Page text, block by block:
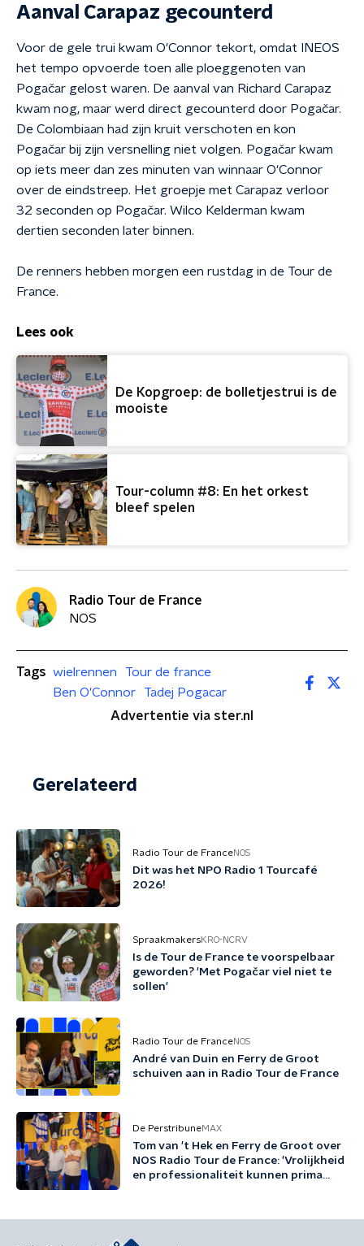
Aanval Carapaz gecounterd
Voor de gele trui kwam O'Connor tekort, omdat INEOS
het tempo opvoerde toen alle ploeggenoten van
Pogačar gelost waren. De aanval van Richard Carapaz
kwam nog, maar werd direct gecounterd door Pogačar.
De Colombiaan had zijn kruit verschoten en kon
Pogačar bij zijn versnelling niet volgen. Pogačar kwam
op iets meer dan zes minuten van winnaar O'Connor
over de eindstreep. Het groepje met Carapaz verloor
32 seconden op Pogačar. Wilco Kelderman kwam
dertien seconden later binnen.
De renners hebben morgen een rustdag in de Tour de
France.
Lees ook
De Kopgroep: de bolletjestrui is de
mooiste
Tour-column #8: En het orkest
bleef spelen
Radio Tour de France
NOS
Tags wielrennen
Tour de france
Ben O'Connor
Tadej Pogacar
Advertentie via ster.nl
Gerelateerd
Radio Tour de FranceNOS
Dit was het NPO Radio 1 Tourcafé
2026!
SpraakmakersKRO-NCRV
Is de Tour de France te voorspelbaar
geworden? 'Met Pogačar viel niet te
sollen'
Radio Tour de FranceNOS
André van Duin en Ferry de Groot
schuiven aan in Radio Tour de France
De PerstribuneMAX
Tom van 't Hek en Ferry de Groot over
NOS Radio Tour de France: 'Vrolijkheid
en professionaliteit kunnen prima